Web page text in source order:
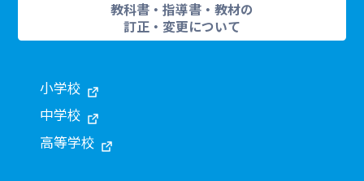
教科書・指導書・教材の
訂正・変更について
小学校
中学校
高等学校